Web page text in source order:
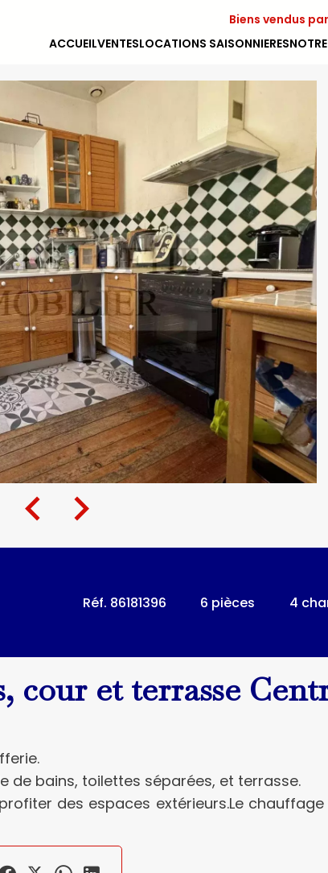
Biens vendus
ACCUEILVENTESLOCATIONS SAISONNIERES
Réf. 86181396 6 pièces 4
cour et terrasse
de bains, toilettes séparées, et terrasse.
des espaces extérieurs.Le